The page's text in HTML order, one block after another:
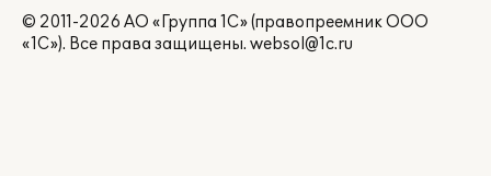
© 2011-2026 АО «Группа 1С» (правопреемник ООО
«1С»). Все права защищены. websol@1c.ru